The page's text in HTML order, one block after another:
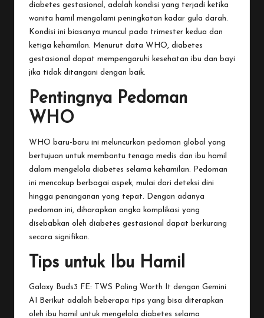
diabetes gestasional, adalah kondisi yang terjadi ketika
wanita hamil mengalami peningkatan kadar gula darah.
Kondisi ini biasanya muncul pada trimester kedua dan
ketiga kehamilan. Menurut data WHO, diabetes
gestasional dapat mempengaruhi kesehatan ibu dan bayi
jika tidak ditangani dengan baik.
Pentingnya Pedoman
WHO
WHO baru-baru ini meluncurkan pedoman global yang
bertujuan untuk membantu tenaga medis dan ibu hamil
dalam mengelola diabetes selama kehamilan. Pedoman
ini mencakup berbagai aspek, mulai dari deteksi dini
hingga penanganan yang tepat. Dengan adanya
pedoman ini, diharapkan angka komplikasi yang
disebabkan oleh diabetes gestasional dapat berkurang
secara signifikan.
Tips untuk Ibu Hamil
Galaxy Buds3 FE: TWS Paling Worth It dengan Gemini
AI
Berikut adalah beberapa tips yang bisa diterapkan
oleh ibu hamil untuk mengelola diabetes selama